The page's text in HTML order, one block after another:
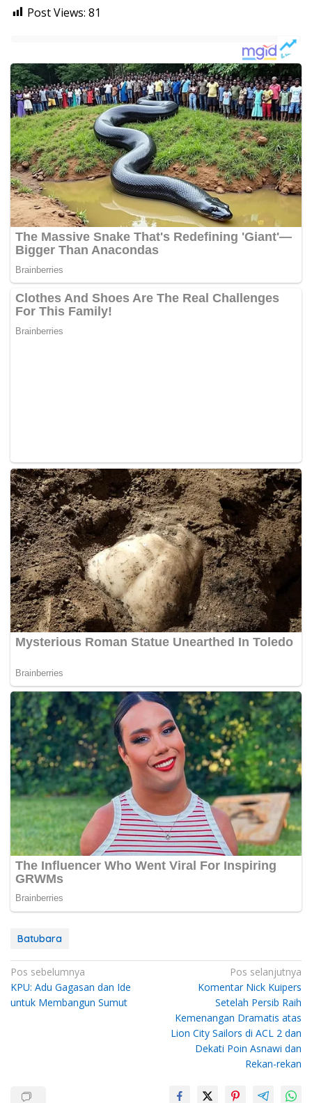
Post Views: 81
Batubara
Navigasi
pos
Pos sebelumnya
KPU: Adu Gagasan dan Ide
untuk Membangun Sumut
Pos selanjutnya
Komentar Nick Kuipers
Setelah Persib Raih
Kemenangan Dramatis atas
Lion City Sailors di ACL 2 dan
Dekati Poin Asnawi dan
Rekan-rekan